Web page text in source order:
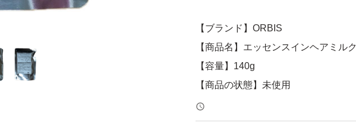
【ブランド】ORBIS
【商品名】エッセンスインヘアミルク
【容量】140g
【商品の状態】未使用
【その他】つめかえ用